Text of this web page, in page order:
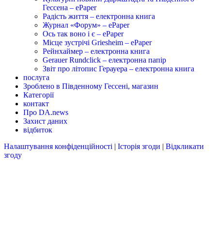
Гессена – ePaper
Радість життя – електронна книга
Журнал «Форум» – ePaper
Ось так воно і є – ePaper
Місце зустрічі Griesheim – ePaper
Рейнхаймер – електронна книга
Gerauer Rundclick – електронна папір
Звіт про літопис Герауера – електронна книга
послуга
Зроблено в Південному Гессені, магазин
Категорії
контакт
Про DA.news
Захист даних
відбиток
Налаштування конфіденційності | Історія згоди | Відкликати
згоду